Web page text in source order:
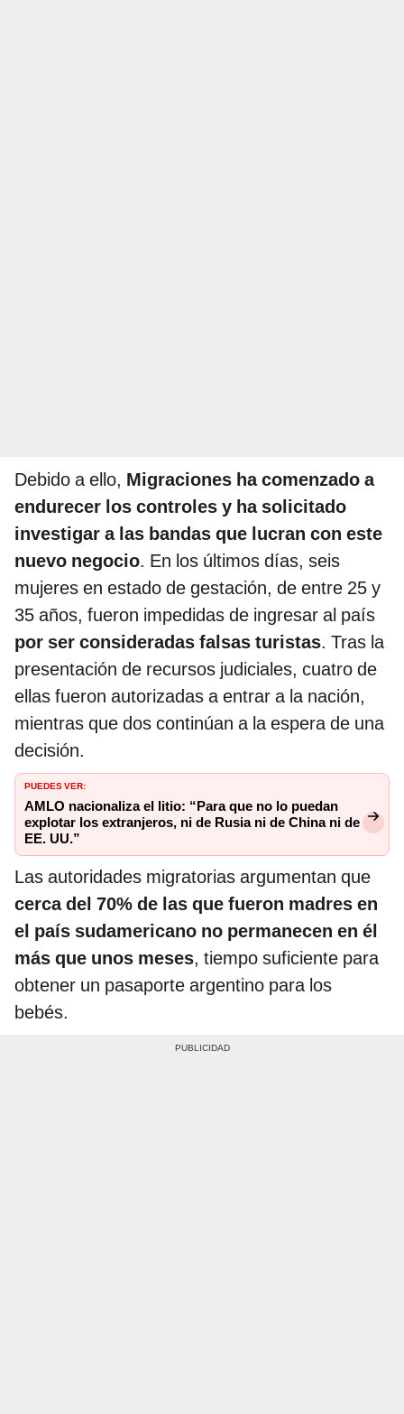
Debido a ello, Migraciones ha comenzado a
endurecer los controles y ha solicitado
investigar a las bandas que lucran con este
nuevo negocio. En los últimos días, seis
mujeres en estado de gestación, de entre 25 y
35 años, fueron impedidas de ingresar al país
por ser consideradas falsas turistas. Tras la
presentación de recursos judiciales, cuatro de
ellas fueron autorizadas a entrar a la nación,
mientras que dos continúan a la espera de una
decisión.
PUEDES VER:
AMLO nacionaliza el litio: “Para que no lo puedan
explotar los extranjeros, ni de Rusia ni de China ni de
EE. UU.”
Las autoridades migratorias argumentan que
cerca del 70% de las que fueron madres en
el país sudamericano no permanecen en él
más que unos meses, tiempo suficiente para
obtener un pasaporte argentino para los
bebés.